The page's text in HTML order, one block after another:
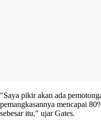
"Saya pikir akan ada
pemangkasannya mencapai
sebesar itu," ujar Gates.